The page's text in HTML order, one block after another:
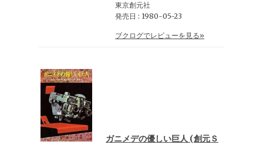
東京創元社
発売日 : 1980-05-23
ブクログでレビューを見る»
ガニメデの優しい巨人 (創元Ｓ